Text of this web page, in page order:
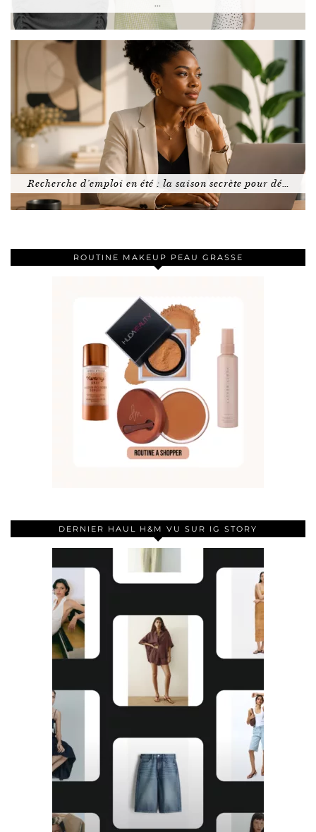
…
Recherche d’emploi en été : la saison secrète pour dé…
ROUTINE MAKEUP PEAU GRASSE
DERNIER HAUL H&M VU SUR IG STORY